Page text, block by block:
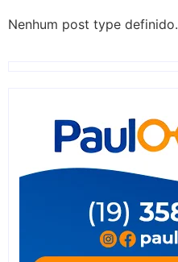
Nenhum post type definido.